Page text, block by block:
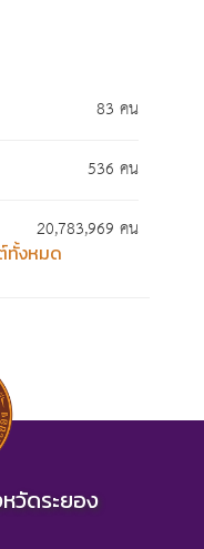
83 คน
536 คน
20,783,969 คน
ทั้งหมด
วัดระยอง